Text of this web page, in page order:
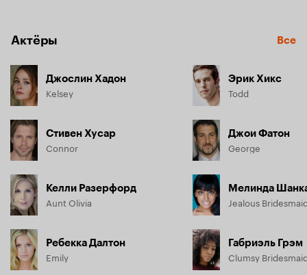
Актёры Все
Джослин Хадон
Kelsey
Стивен Хусар
Connor
Келли Разерфорд
Aunt Olivia
Ребекка Далтон
Emily
Эрик Хикс
Todd
Джои Фатон
George
Мелинда
Jealous
Габриэль Грэм
Clumsy